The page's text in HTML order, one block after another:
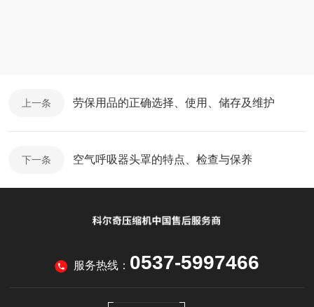
上一条 劳保用品的正确选择、使用、储存及维护
下一条 空气呼吸器头罩的特点、检查与保养
服务热线： 0537-5997466